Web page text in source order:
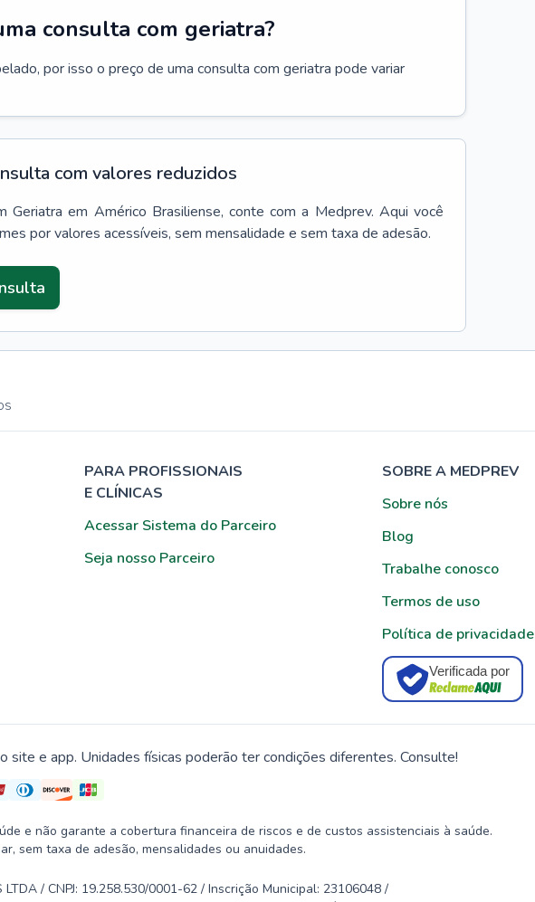
consulta com geriatra?
por isso o preço de uma consulta com geriatra pode variar
com valores reduzidos
Geriatra em Américo Brasiliense, conte com a Medprev. Aqui você
por valores acessíveis, sem mensalidade e sem taxa de adesão.
PARA PROFISSIONAIS
E CLÍNICAS
Acessar Sistema do Parceiro
Seja nosso Parceiro
SOBRE A MEDPREV
Sobre nós
Blog
Trabalhe conosco
Termos de uso
Política de privacidade
Verificada por
site e app. Unidades físicas poderão ter condições diferentes. Consulte!
e não garante a cobertura financeira de riscos e de custos assistenciais à saúde.
sem taxa de adesão, mensalidades ou anuidades.
LTDA / CNPJ: 19.258.530/0001-62 / Inscrição Municipal: 23106048 /